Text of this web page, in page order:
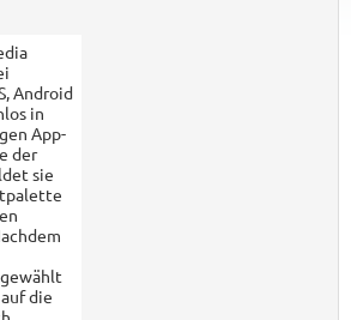
Android
in
App-
der
sie
die